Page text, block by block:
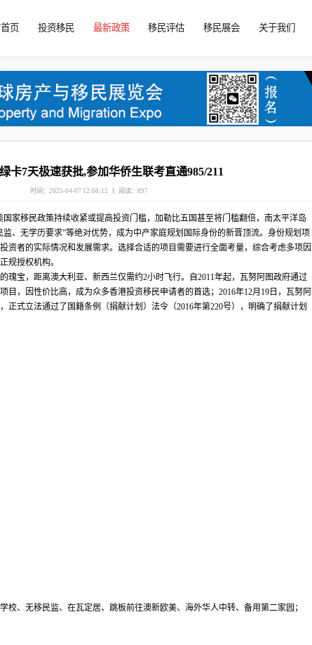
页 投资移民 最新政策 移民评估 移民展会 关于我们
卡7天极速获批,参加华侨生联考直通985/211
时间：2025-04-07 12:08:12 阅读：897
国家移民政策持续收紧或提高投资门槛，加勒比五国甚至将门槛翻倍，南太平洋岛
监、无学历要求”等绝对优势，成为中产家庭规划国际身份的新晋顶流。身份规划项
资者的实际情况和发展需求。选择合适的项目需要进行全面考量，综合考虑多项因
规授权机构。
瑰宝，距离澳大利亚、新西兰仅需约2小时飞行。自2011年起，瓦努阿图政府通过
目，因性价比高，成为众多香港投资移民申请者的首选；2016年12月19日，瓦努阿
正式立法通过了国籍条例（捐献计划）法令（2016年第220号），明确了捐献计划
校、无移民监、在瓦定居、跳板前往澳新欧美、海外华人中转、备用第二家园；